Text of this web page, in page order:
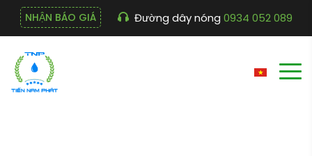
NHẬN BÁO GIÁ Đường dây nóng 0934 052 089